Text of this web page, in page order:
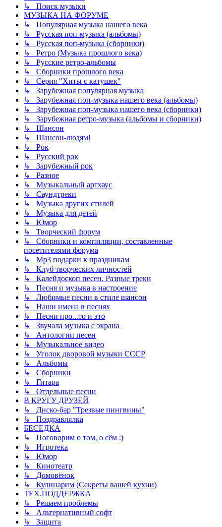
↳ Поиск музыки
МУЗЫКА НА ФОРУМЕ
↳ Популярная музыка нашего века
↳ Русская поп-музыка (альбомы)
↳ Русская поп-музыка (сборники)
↳ Ретро (Музыка прошлого века)
↳ Русские ретро-альбомы
↳ Сборники прошлого века
↳ Серия "Хиты с катушек"
↳ Зарубежная популярная музыка
↳ Зарубежная поп-музыка нашего века (альбомы)
↳ Зарубежная поп-музыка нашего века (сборники)
↳ Зарубежная ретро-музыка (альбомы и сборники)
↳ Шансон
↳ Шансон-людям!
↳ Рок
↳ Русский рок
↳ Зарубежный рок
↳ Разное
↳ Музыкальный артхаус
↳ Саундтреки
↳ Музыка других стилей
↳ Музыка для детей
↳ Юмор
↳ Творческий форум
↳ Сборники и компиляции, составленные
посетителями форума
↳ Mp3 подарки к праздникам
↳ Клуб творческих личностей
↳ Калейдоскоп песен. Разные треки
↳ Песня и музыка в настроение
↳ Любимые песни в стиле шансон
↳ Наши имена в песнях
↳ Песни про...то и это
↳ Звучала музыка с экрана
↳ Антологии песен
↳ Музыкальное видео
↳ Уголок дворовой музыки СССР
↳ Альбомы
↳ Сборники
↳ Гитара
↳ Отдельные песни
В КРУГУ ДРУЗЕЙ
↳ Диско-бар "Трезвые пингвины"
↳ Поздравлялка
БЕСЕДКА
↳ Поговорим о том, о сём :)
↳ Игротека
↳ Юмор
↳ Кинотеатр
↳ Домовёнок
↳ Кулинарим (Секреты вашей кухни)
ТЕХ.ПОДДЕРЖКА
↳ Решаем проблемы
↳ Альтернативный софт
↳ Защита